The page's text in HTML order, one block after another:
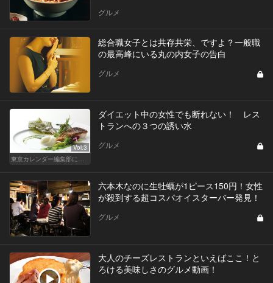
グルメ
総合職女子とは共存共栄、ですよ？一般職
の最高峰にいる丸の内女子の告白
グルメ
Vol.3
東京カレンダー編集部による、恋のレストラン道場
ダイエット中の女性でも断れない！ レス
トランへの３つの誘い水
グルメ
六本木なのに生牡蠣が1ピース150円！女性
が殺到する超コスパオイスターバー発見！
グルメ
大人のチーズレストランといえばここ！と
ろける美味しさのグルメ動画！